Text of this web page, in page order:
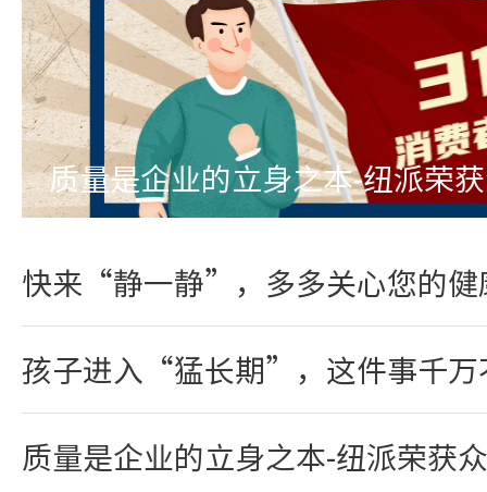
质量是企业的立身之本-纽派荣
快来“静一静”，多多关心您的健
孩子进入“猛长期”，这件事千万
质量是企业的立身之本-纽派荣获